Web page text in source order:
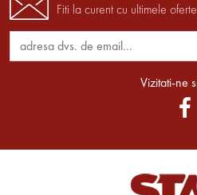
Fiti la curent cu ultimele
Vizitati-ne